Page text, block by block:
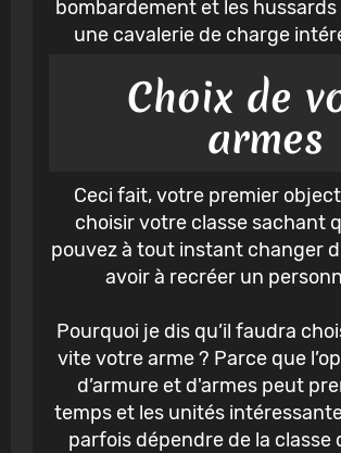
bombardement et les
une cavalerie de charge
Choix de
armes
Ceci fait, votre premier
choisir votre classe sachant
pouvez à tout instant changer
avoir à recréer un
Pourquoi je dis qu’il faudra
vite votre arme ? Parce que
d’armure et d'armes peut
temps et les unités
parfois dépendre de la classe